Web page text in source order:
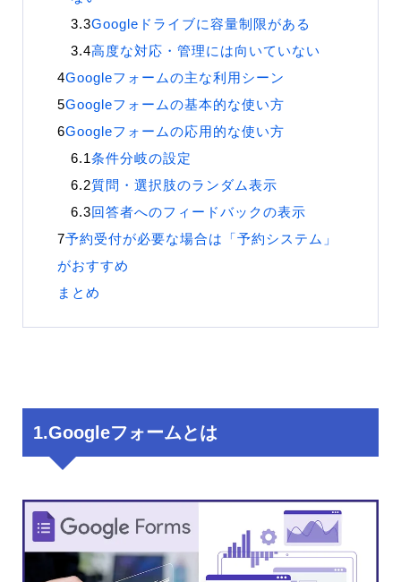
Googleドライブに容量制限がある
高度な対応・管理には向いていない
Googleフォームの主な利用シーン
Googleフォームの基本的な使い方
Googleフォームの応用的な使い方
条件分岐の設定
質問・選択肢のランダム表示
回答者へのフィードバックの表示
予約受付が必要な場合は「予約システム」
がおすすめ
まとめ
1.Googleフォームとは